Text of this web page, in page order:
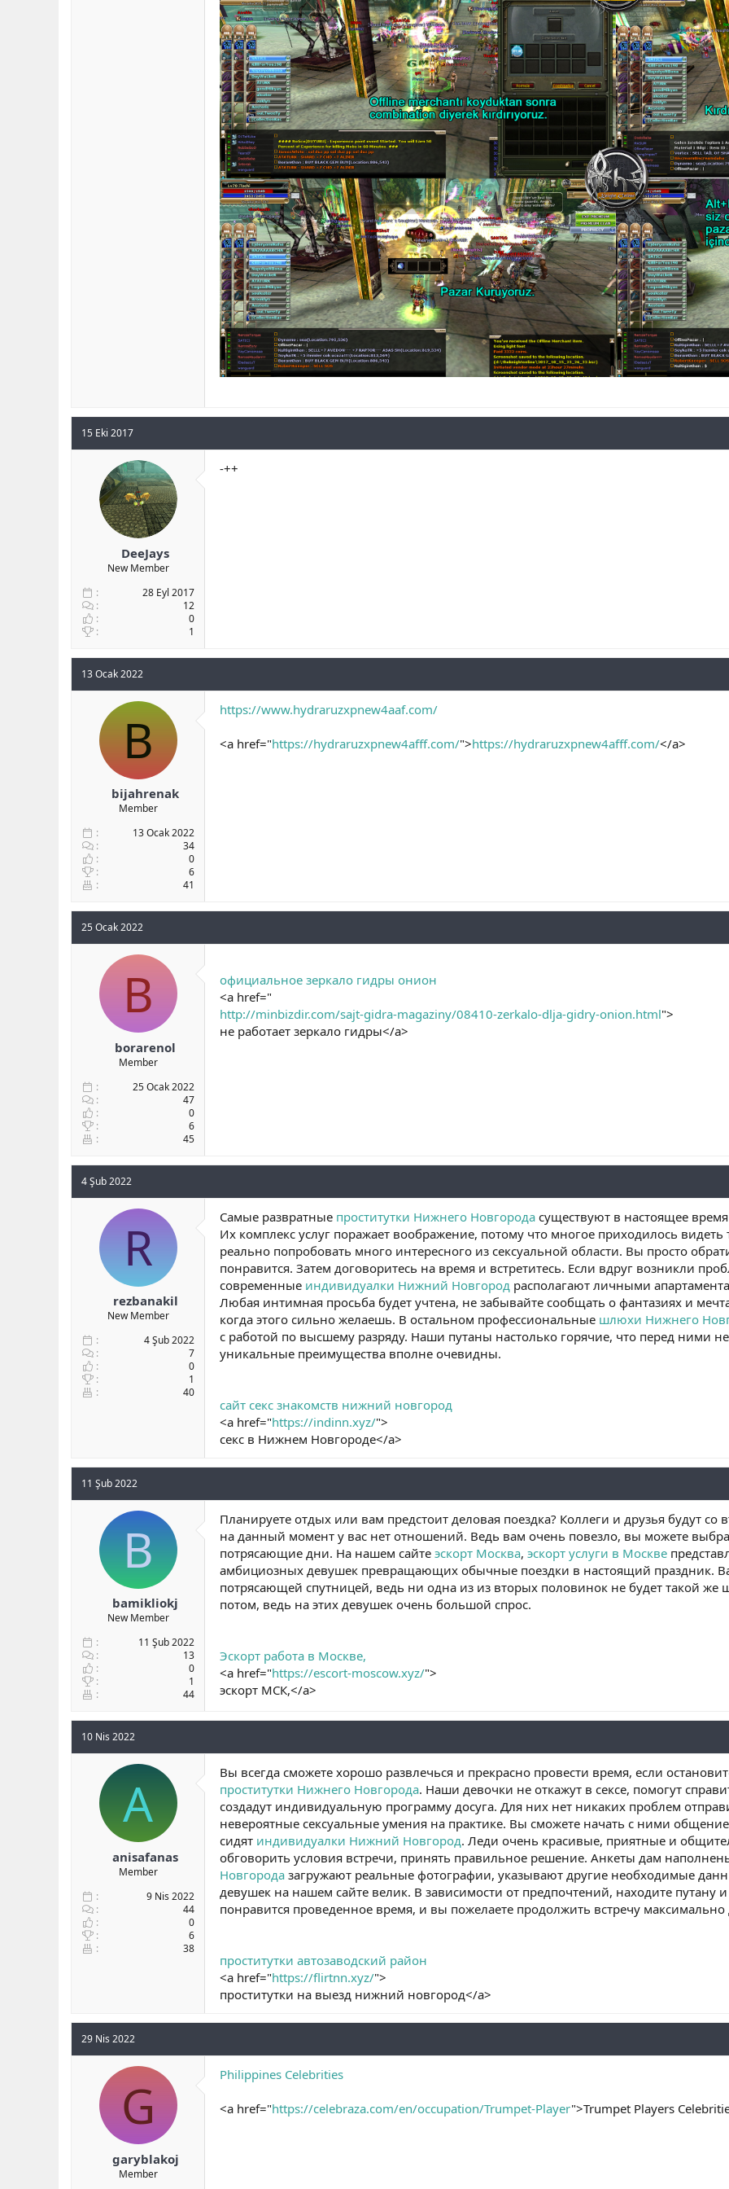
15 Eki 2017
DeeJays
New Member
28 Eyl 2017
12
0
1
-++
13 Ocak 2022
B
bijahrenak
Member
13 Ocak 2022
34
0
6
41
https://www.hydraruzxpnew4aaf.com/
<a href="https://hydraruzxpnew4afff.com/">https://hydraruzxpnew4afff.com/</a>
25 Ocak 2022
B
borarenol
Member
25 Ocak 2022
47
0
6
45
официальное зеркало гидры онион
<a href="
http://minbizdir.com/sajt-gidra-magaziny/08410-zerkalo-dlja-gidry-onion.html">
не работает зеркало гидры</a>
4 Şub 2022
R
rezbanakil
New Member
4 Şub 2022
7
0
1
40
Самые развратные проститутки Нижнего Новгорода существуют в настоящее
Их комплекс услуг поражает воображение, потому что многое приходилось
реально попробовать много интересного из сексуальной области. Вы просто
понравится. Затем договоритесь на время и встретитесь. Если вдруг возникли
современные индивидуалки Нижний Новгород располагают личными
Любая интимная просьба будет учтена, не забывайте сообщать о фантазиях и
когда этого сильно желаешь. В остальном профессиональные шлюхи Нижнего
с работой по высшему разряду. Наши путаны настолько горячие, что перед ними
уникальные преимущества вполне очевидны.
сайт секс знакомств нижний новгород
<a href="https://indinn.xyz/">
секс в Нижнем Новгороде</a>
11 Şub 2022
B
bamikliokj
New Member
11 Şub 2022
13
0
1
44
Планируете отдых или вам предстоит деловая поездка? Коллеги и друзья будут
на данный момент у вас нет отношений. Ведь вам очень повезло, вы можете
потрясающие дни. На нашем сайте эскорт Москва, эскорт услуги в Москве
амбициозных девушек превращающих обычные поездки в настоящий праздник.
потрясающей спутницей, ведь ни одна из из вторых половинок не будет такой же
потом, ведь на этих девушек очень большой спрос.
Эскорт работа в Москве,
<a href="https://escort-moscow.xyz/">
эскорт МСК,</a>
10 Nis 2022
A
anisafanas
Member
9 Nis 2022
44
0
6
38
Вы всегда сможете хорошо развлечься и прекрасно провести время, если
проститутки Нижнего Новгорода. Наши девочки не откажут в сексе, помогут
создадут индивидуальную программу досуга. Для них нет никаких проблем
невероятные сексуальные умения на практике. Вы сможете начать с ними
сидят индивидуалки Нижний Новгород. Леди очень красивые, приятные и
обговорить условия встречи, принять правильное решение. Анкеты дам
Новгорода загружают реальные фотографии, указывают другие необходимые
девушек на нашем сайте велик. В зависимости от предпочтений, находите путану
понравится проведенное время, и вы пожелаете продолжить встречу максимально
проститутки автозаводский район
<a href="https://flirtnn.xyz/">
проститутки на выезд нижний новгород</a>
29 Nis 2022
G
garyblakoj
Member
Philippines Celebrities
<a href="https://celebraza.com/en/occupation/Trumpet-Player">Trumpet Players